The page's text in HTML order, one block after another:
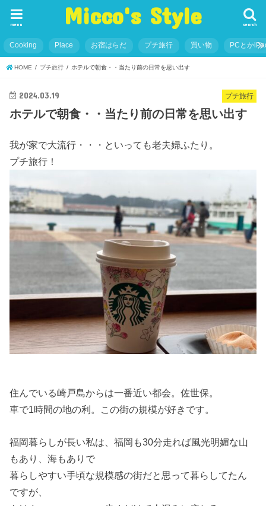
Micco's Style search
menu
Cooking Place お宿はらだ プチ旅行 買い物 PCとか
HOME プチ旅行 ホテルで朝食・・当たり前の日常を思い出す
プチ旅行
2024.03.19
ホテルで朝食・・当たり前の日常を思い出す
我が家で大流行・・・といっても老夫婦ふたり。
プチ旅行！
住んでいる崎戸島からは一番近い都会。佐世保。
車で1時間の地の利。この街の規模が好きです。
福岡暮らしが長い私は、福岡も30分走れば風光明媚な山
もあり、海もありで
暮らしやすい手頃な規模感の街だと思って暮らしてたん
ですが、